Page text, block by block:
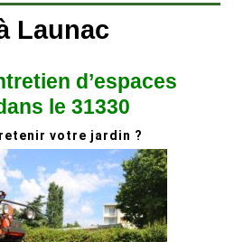
Launac
d’espaces
le 31330
votre jardin ?